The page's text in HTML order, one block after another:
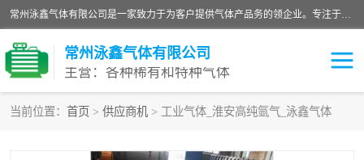
常州泳鑫气体有限公司是一家致力于为客户提供气体产品务的领企业。专注于环氧乙烷剂、环氧乙烷、高纯气体以及稀有和特种气体的研发、生产、销售和配送，产品广泛应用于医疗、电子、科研、化工、食品等多个领域。主要产品有：环氧乙烷灭菌剂，环氧乙烷，高纯氩，氮，氪，氙，氖，氘，笑，氦，氢，氧等各种稀有和特种气体。
常州泳鑫气体有限公司
主营：各种稀有和特种气体
当前位置： 首页 > 供应商机 > 工业气体_淮安高纯氩气_泳鑫气体